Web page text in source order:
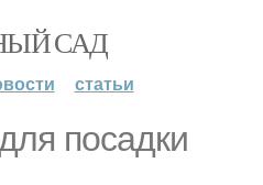
САД
статьи
посадки